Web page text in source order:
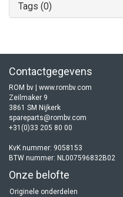
Tags (0)
Contactgegevens
ROM bv | www.rombv.com
Zeilmaker 9
3861 SM Nijkerk
spareparts@rombv.com
+31(0)33 205 80 00
KvK nummer: 9058153
BTW nummer: NL007596832B02
Onze belofte
Originele onderdelen